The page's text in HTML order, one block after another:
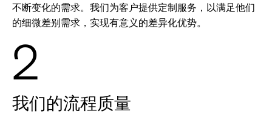
不断变化的需求。我们为客户提供定制服务，以满足他们
的细微差别需求，实现有意义的差异化优势。
2
我们的流程质量